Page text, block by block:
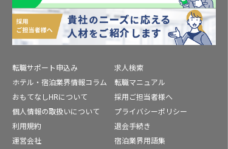
転職サポート申込み
求人検索
ホテル・宿泊業界情報コラム
転職マニュアル
おもてなしHRについて
採用ご担当者様へ
個人情報の取扱いについて
プライバシーポリシー
利用規約
退会手続き
運営会社
宿泊業界用語集